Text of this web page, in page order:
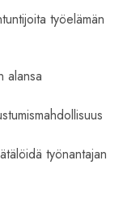
työelämän
alansa
työnantajan